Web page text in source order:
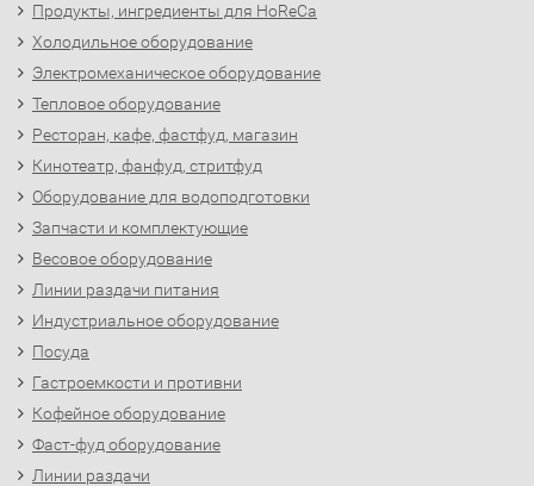
Продукты, ингредиенты для HoReCa
Холодильное оборудование
Электромеханическое оборудование
Тепловое оборудование
Ресторан, кафе, фастфуд, магазин
Кинотеатр, фанфуд, стритфуд
Оборудование для водоподготовки
Запчасти и комплектующие
Весовое оборудование
Линии раздачи питания
Индустриальное оборудование
Посуда
Гастроемкости и противни
Кофейное оборудование
Фаст-фуд оборудование
Линии раздачи